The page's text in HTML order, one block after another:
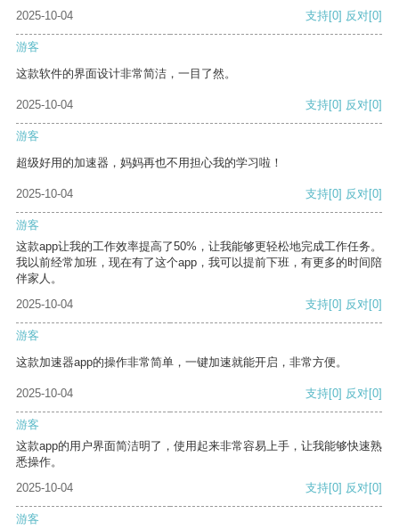
2025-10-04 支持[0] 反对[0]
游客
这款软件的界面设计非常简洁，一目了然。
2025-10-04 支持[0] 反对[0]
游客
超级好用的加速器，妈妈再也不用担心我的学习啦！
2025-10-04 支持[0] 反对[0]
游客
这款app让我的工作效率提高了50%，让我能够更轻松地完成工作任务。
我以前经常加班，现在有了这个app，我可以提前下班，有更多的时间陪
伴家人。
2025-10-04
支持[0] 反对[0]
游客
这款加速器app的操作非常简单，一键加速就能开启，非常方便。
2025-10-04 支持[0] 反对[0]
游客
这款app的用户界面简洁明了，使用起来非常容易上手，让我能够快速熟
悉操作。
2025-10-04
支持[0] 反对[0]
游客